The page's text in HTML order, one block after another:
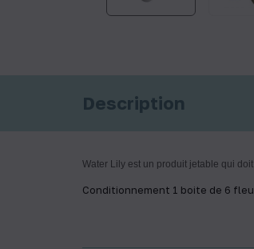
Description
Water Lily est un produit jetable qui
Conditionnement 1 boite de 6